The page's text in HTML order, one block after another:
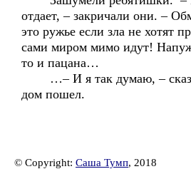
отдает, – закричали они. –
это ружье если зла не хотят
сами миром мимо идут!
то и пацана…
…– И я так думаю, –
дом пошел.
© Copyright: Саша Тумп, 2018